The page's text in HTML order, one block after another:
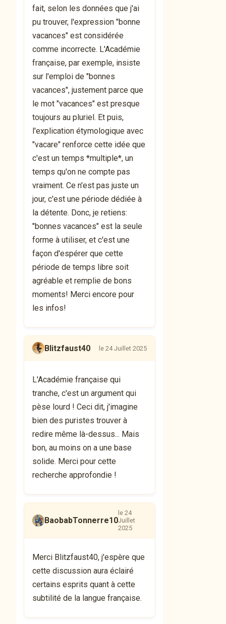
fait, selon les données que j'ai
pu trouver, l'expression "bonne
vacances" est considérée
comme incorrecte. L'Académie
française, par exemple, insiste
sur l'emploi de "bonnes
vacances", justement parce que
le mot "vacances" est presque
toujours au pluriel. Et puis,
l'explication étymologique avec
"vacare" renforce cette idée que
c'est un temps *multiple*, un
temps qu'on ne compte pas
vraiment. Ce n'est pas juste un
jour, c'est une période dédiée à
la détente. Donc, je retiens:
"bonnes vacances" est la seule
forme à utiliser, et c'est une
façon d'espérer que cette
période de temps libre soit
agréable et remplie de bons
moments! Merci encore pour
les infos!
Blitzfaust40 le 24 Juillet 2025
L'Académie française qui
tranche, c'est un argument qui
pèse lourd ! Ceci dit, j'imagine
bien des puristes trouver à
redire même là-dessus... Mais
bon, au moins on a une base
solide. Merci pour cette
recherche approfondie !
BaobabTonnerre10
le 24
Juillet
2025
Merci Blitzfaust40, j'espère que
cette discussion aura éclairé
certains esprits quant à cette
subtilité de la langue française.